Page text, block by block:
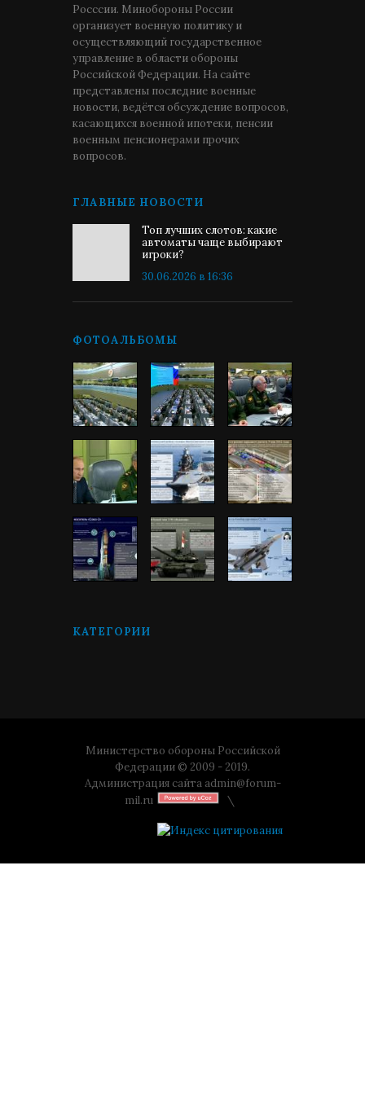
Росссии. Минобороны России
организует военную политику и
осуществляющий государственное
управление в области обороны
Российской Федерации. На сайте
представлены последние военные
новости, ведётся обсуждение вопросов,
касающихся военной ипотеки, пенсии
военным пенсионерами прочих
вопросов.
ГЛАВНЫЕ НОВОСТИ
Топ лучших слотов: какие
автоматы чаще выбирают
игроки?
30.06.2026 в 16:36
ФОТОАЛЬБОМЫ
КАТЕГОРИИ
Министерство обороны Российской
Федерации © 2009 - 2019.
Администрация сайта admin@forum-
mil.ru